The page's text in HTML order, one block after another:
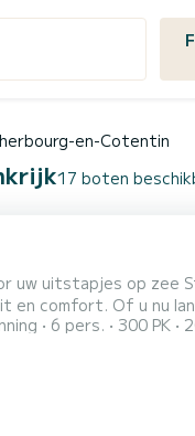
en-Cotentin
17 boten
Ostrea 710, een boot die bekend staat om zijn
en comfort. Of u nu
wilt genieten van
6 pers. 300 PK